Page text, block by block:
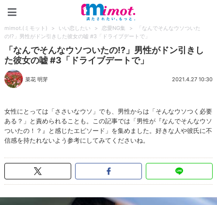
mimot.(ミモット) > いい恋したい > 恋愛NG集 >
「なんでそんなウソついた
の!?」男性がドン引きした彼女の嘘 #3「ドライブデートで」
「なんでそんなウソついたの!?」男性がドン引きし
た彼女の嘘 #3「ドライブデートで」
菜花 明芽 2021.4.27 10:30
女性にとっては「ささいなウソ」でも、男性からは「そんなウソつく必要
ある？」と責められることも。この記事では「男性が『なんでそんなウソ
ついたの！？』と感じたエピソード」を集めました。好きな人や彼氏に不
信感を持たれないよう参考にしてみてくださいね。